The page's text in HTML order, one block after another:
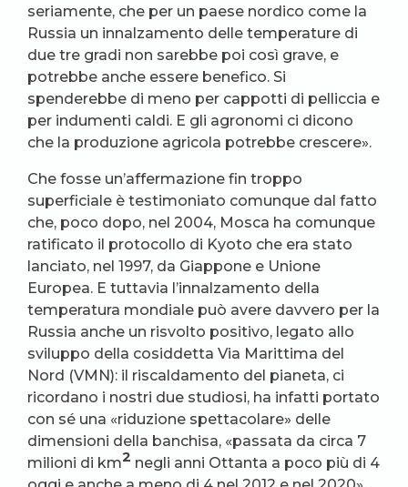
seriamente, che per un paese nordico come la
Russia un innalzamento delle temperature di
due tre gradi non sarebbe poi così grave, e
potrebbe anche essere benefico. Si
spenderebbe di meno per cappotti di pelliccia e
per indumenti caldi. E gli agronomi ci dicono
che la produzione agricola potrebbe crescere».
Che fosse un’affermazione fin troppo
superficiale è testimoniato comunque dal fatto
che, poco dopo, nel 2004, Mosca ha comunque
ratificato il protocollo di Kyoto che era stato
lanciato, nel 1997, da Giappone e Unione
Europea. E tuttavia l’innalzamento della
temperatura mondiale può avere davvero per la
Russia anche un risvolto positivo, legato allo
sviluppo della cosiddetta Via Marittima del
Nord (VMN): il riscaldamento del pianeta, ci
ricordano i nostri due studiosi, ha infatti portato
con sé una «riduzione spettacolare» delle
dimensioni della banchisa, «passata da circa 7
milioni di km2 negli anni Ottanta a poco più di 4